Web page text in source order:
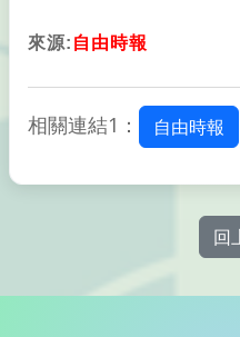
來源: 自由時報
相關連結1： 自由時報
回